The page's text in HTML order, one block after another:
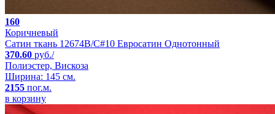
160
Коричневый
Сатин ткань 12674B/C#10 Евросатин Однотонный
370.60 руб./
Полиэстер, Вискоза
Ширина: 145 см.
2155 пог.м.
в корзину